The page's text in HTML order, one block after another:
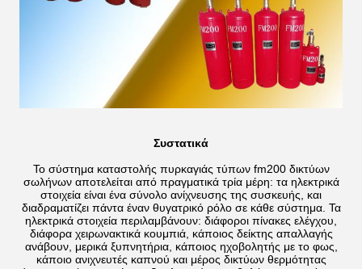
Συστατικά
Το σύστημα καταστολής πυρκαγιάς τύπων fm200 δικτύων
σωλήνων αποτελείται από πραγματικά τρία μέρη: τα ηλεκτρικά
στοιχεία είναι ένα σύνολο ανίχνευσης της συσκευής, και
διαδραματίζει πάντα έναν θυγατρικό ρόλο σε κάθε σύστημα. Τα
ηλεκτρικά στοιχεία περιλαμβάνουν: διάφοροι πίνακες ελέγχου,
διάφορα χειρωνακτικά κουμπιά, κάποιος δείκτης απαλλαγής
ανάβουν, μερικά ξυπνητήρια, κάποιος ηχοβολητής με το φως,
κάποιο ανιχνευτές καπνού και μέρος δικτύων θερμότητας